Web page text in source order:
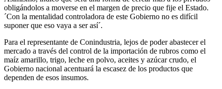
obligándolos a moverse en el margen de precio que fije el Estado.
´Con la mentalidad controladora de este Gobierno no es difícil
suponer que eso vaya a ser así´.
Para el representante de Conindustria, lejos de poder abastecer el
mercado a través del control de la importación de rubros como el
maíz amarillo, trigo, leche en polvo, aceites y azúcar crudo, el
Gobierno nacional acentuará la escasez de los productos que
dependen de esos insumos.